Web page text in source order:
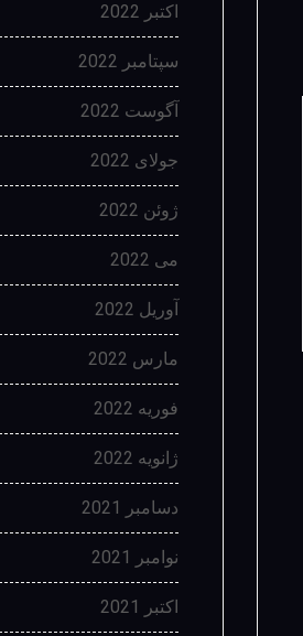
اکتبر 2022
سپتامبر 2022
آگوست 2022
جولای 2022
ژوئن 2022
می 2022
آوریل 2022
مارس 2022
فوریه 2022
ژانویه 2022
دسامبر 2021
نوامبر 2021
اکتبر 2021